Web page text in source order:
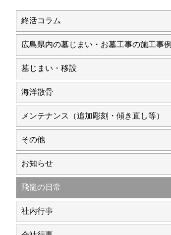
終活コラム
広島県内の墓じまい・お墓工事の施工事例
墓じまい・移設
海洋散骨
メンテナンス（追加彫刻・傾き直し等）
その他
お知らせ
飛龍の日常
社内行事